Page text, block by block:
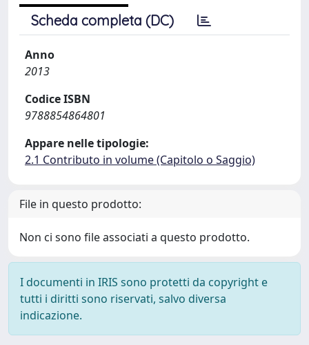
Scheda completa (DC)
Anno
2013
Codice ISBN
9788854864801
Appare nelle tipologie:
2.1 Contributo in volume (Capitolo o Saggio)
File in questo prodotto:
Non ci sono file associati a questo prodotto.
I documenti in IRIS sono protetti da copyright e
tutti i diritti sono riservati, salvo diversa
indicazione.